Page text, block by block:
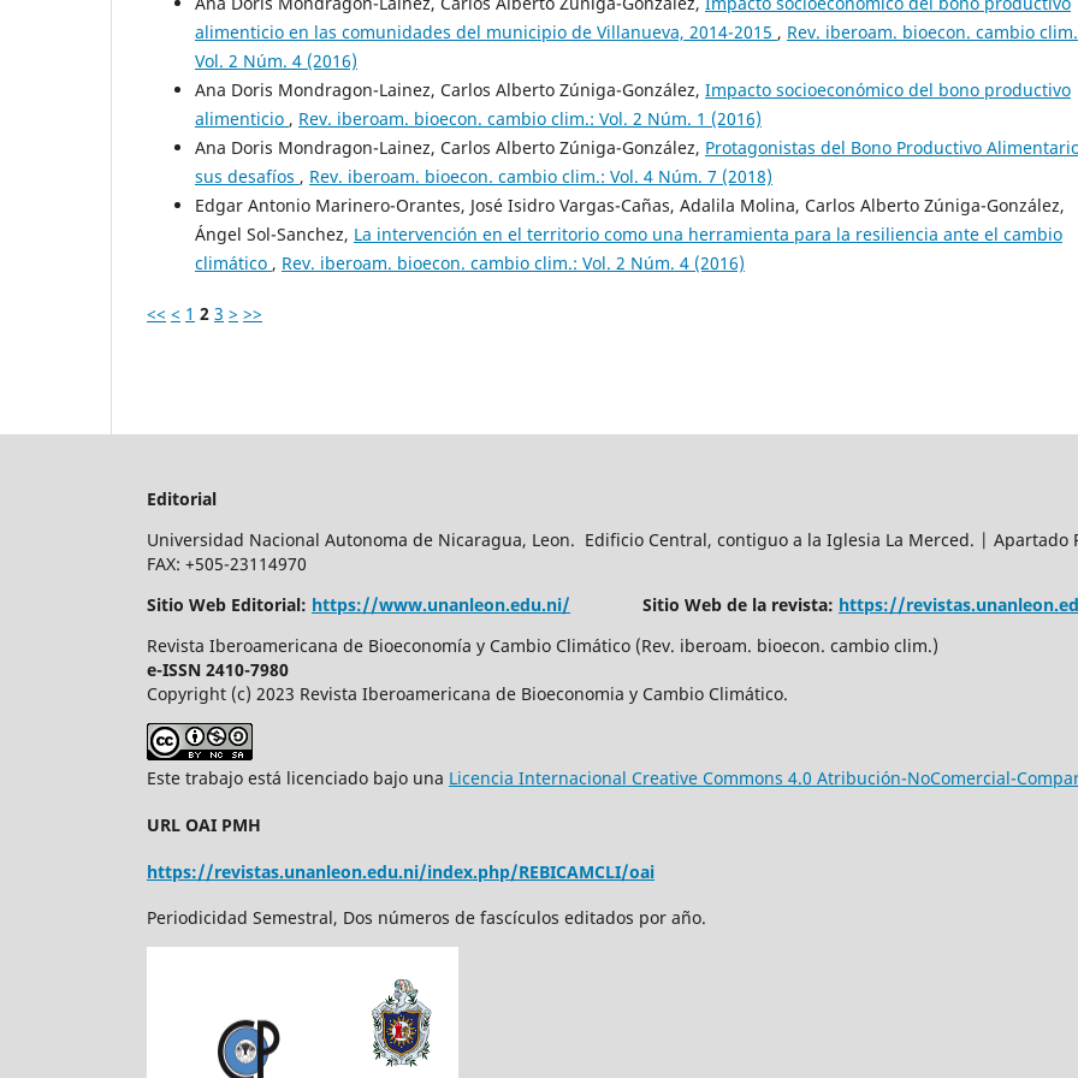
alimenticio en las comunidades del municipio de Villanueva, 2014-2015 , Rev. iberoam. bioecon. cambio
Vol. 2 Núm. 4 (2016)
Ana Doris Mondragon-Lainez, Carlos Alberto Zúniga-González, Impacto socioeconómico del bono productivo
alimenticio , Rev. iberoam. bioecon. cambio clim.: Vol. 2 Núm. 1 (2016)
Ana Doris Mondragon-Lainez, Carlos Alberto Zúniga-González, Protagonistas del Bono Productivo
sus desafíos , Rev. iberoam. bioecon. cambio clim.: Vol. 4 Núm. 7 (2018)
Edgar Antonio Marinero-Orantes, José Isidro Vargas-Cañas, Adalila Molina, Carlos Alberto Zúniga-González,
Ángel Sol-Sanchez, La intervención en el territorio como una herramienta para la resiliencia ante el cambio
climático , Rev. iberoam. bioecon. cambio clim.: Vol. 2 Núm. 4 (2016)
<< < 1 2 3 > >>
Editorial
Universidad Nacional Autonoma de Nicaragua, Leon. Edificio Central, contiguo a la Iglesia La Merced. | Apartado
FAX: +505-23114970
Sitio Web Editorial: https://www.unanleon.edu.ni/ Sitio Web de la revista: https://
Revista Iberoamericana de Bioeconomía y Cambio Climático (Rev. iberoam. bioecon. cambio clim.)
e-ISSN 2410-7980
Copyright (c) 2023 Revista Iberoamericana de Bioeconomia y Cambio Climático.
Este trabajo está licenciado bajo una Licencia Internacional Creative Commons 4.0 Atribución-NoComercial-
URL OAI PMH
https://revistas.unanleon.edu.ni/index.php/REBICAMCLI/oai
Periodicidad Semestral, Dos números de fascículos editados por año.